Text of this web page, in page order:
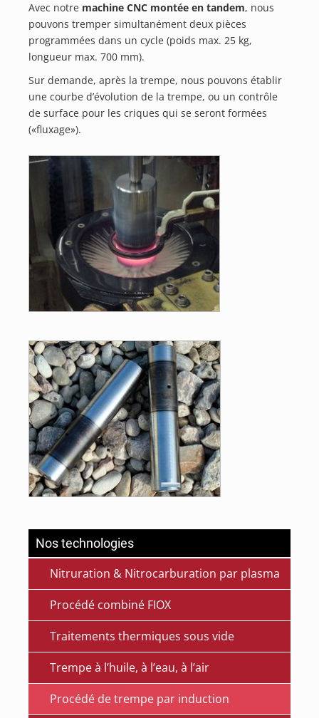
Avec notre machine CNC montée en tandem, nous
pouvons tremper simultanément deux pièces
programmées dans un cycle (poids max. 25 kg,
longueur max. 700 mm).
Sur demande, après la trempe, nous pouvons établir
une courbe d’évolution de la trempe, ou un contrôle
de surface pour les criques qui se seront formées
(«fluxage»).
Nos technologies
Nitruration & Nitrocarburation par plasma
Procédé combiné FIOX
Traitements thermiques sous vide
Trempe à l’huile, à l’eau, à l’air
Procédé de trempe par induction